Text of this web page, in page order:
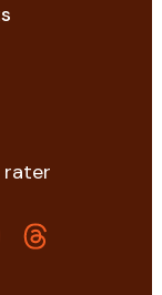
rater